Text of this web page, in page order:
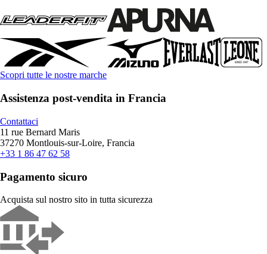
Scopri tutte le nostre marche
Assistenza post-vendita in Francia
Contattaci
11 rue Bernard Maris
37270 Montlouis-sur-Loire, Francia
+33 1 86 47 62 58
Pagamento sicuro
Acquista sul nostro sito in tutta sicurezza